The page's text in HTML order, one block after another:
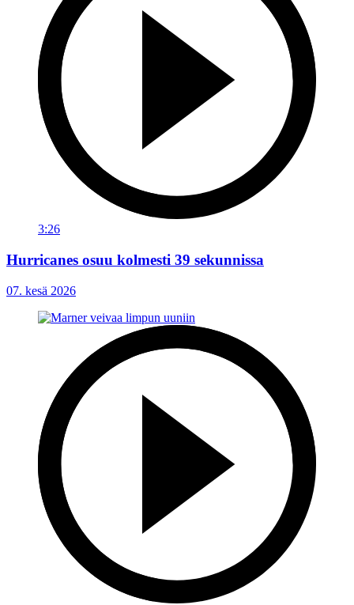
3:26
Hurricanes osuu kolmesti 39 sekunnissa
07. kesä 2026